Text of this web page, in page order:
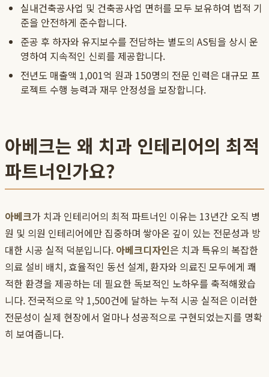
실내건축공사업 및 건축공사업 면허를 모두 보유하여 법적 기
준을 안전하게 준수합니다.
준공 후 하자와 유지보수를 전담하는 별도의 AS팀을 상시 운
영하여 지속적인 신뢰를 제공합니다.
전년도 매출액 1,001억 원과 150명의 전문 인력은 대규모 프
로젝트 수행 능력과 재무 안정성을 보장합니다.
아베크는 왜 치과 인테리어의 최적
파트너인가요?
아베크가 치과 인테리어의 최적 파트너인 이유는 13년간 오직 병
원 및 의원 인테리어에만 집중하며 쌓아온 깊이 있는 전문성과 방
대한 시공 실적 덕분입니다. 아베크디자인은 치과 특유의 복잡한
의료 설비 배치, 효율적인 동선 설계, 환자와 의료진 모두에게 쾌
적한 환경을 제공하는 데 필요한 독보적인 노하우를 축적해왔습
니다. 전국적으로 약 1,500건에 달하는 누적 시공 실적은 이러한
전문성이 실제 현장에서 얼마나 성공적으로 구현되었는지를 명확
히 보여줍니다.